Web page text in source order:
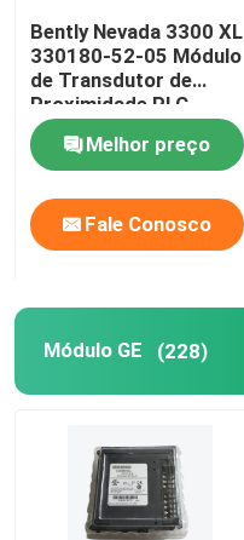
Bently Nevada 3300 XL
330180-52-05 Módulo
de Transdutor de
Proximidade PLC
Melhor preço
Fale Conosco
Módulo GE (228)